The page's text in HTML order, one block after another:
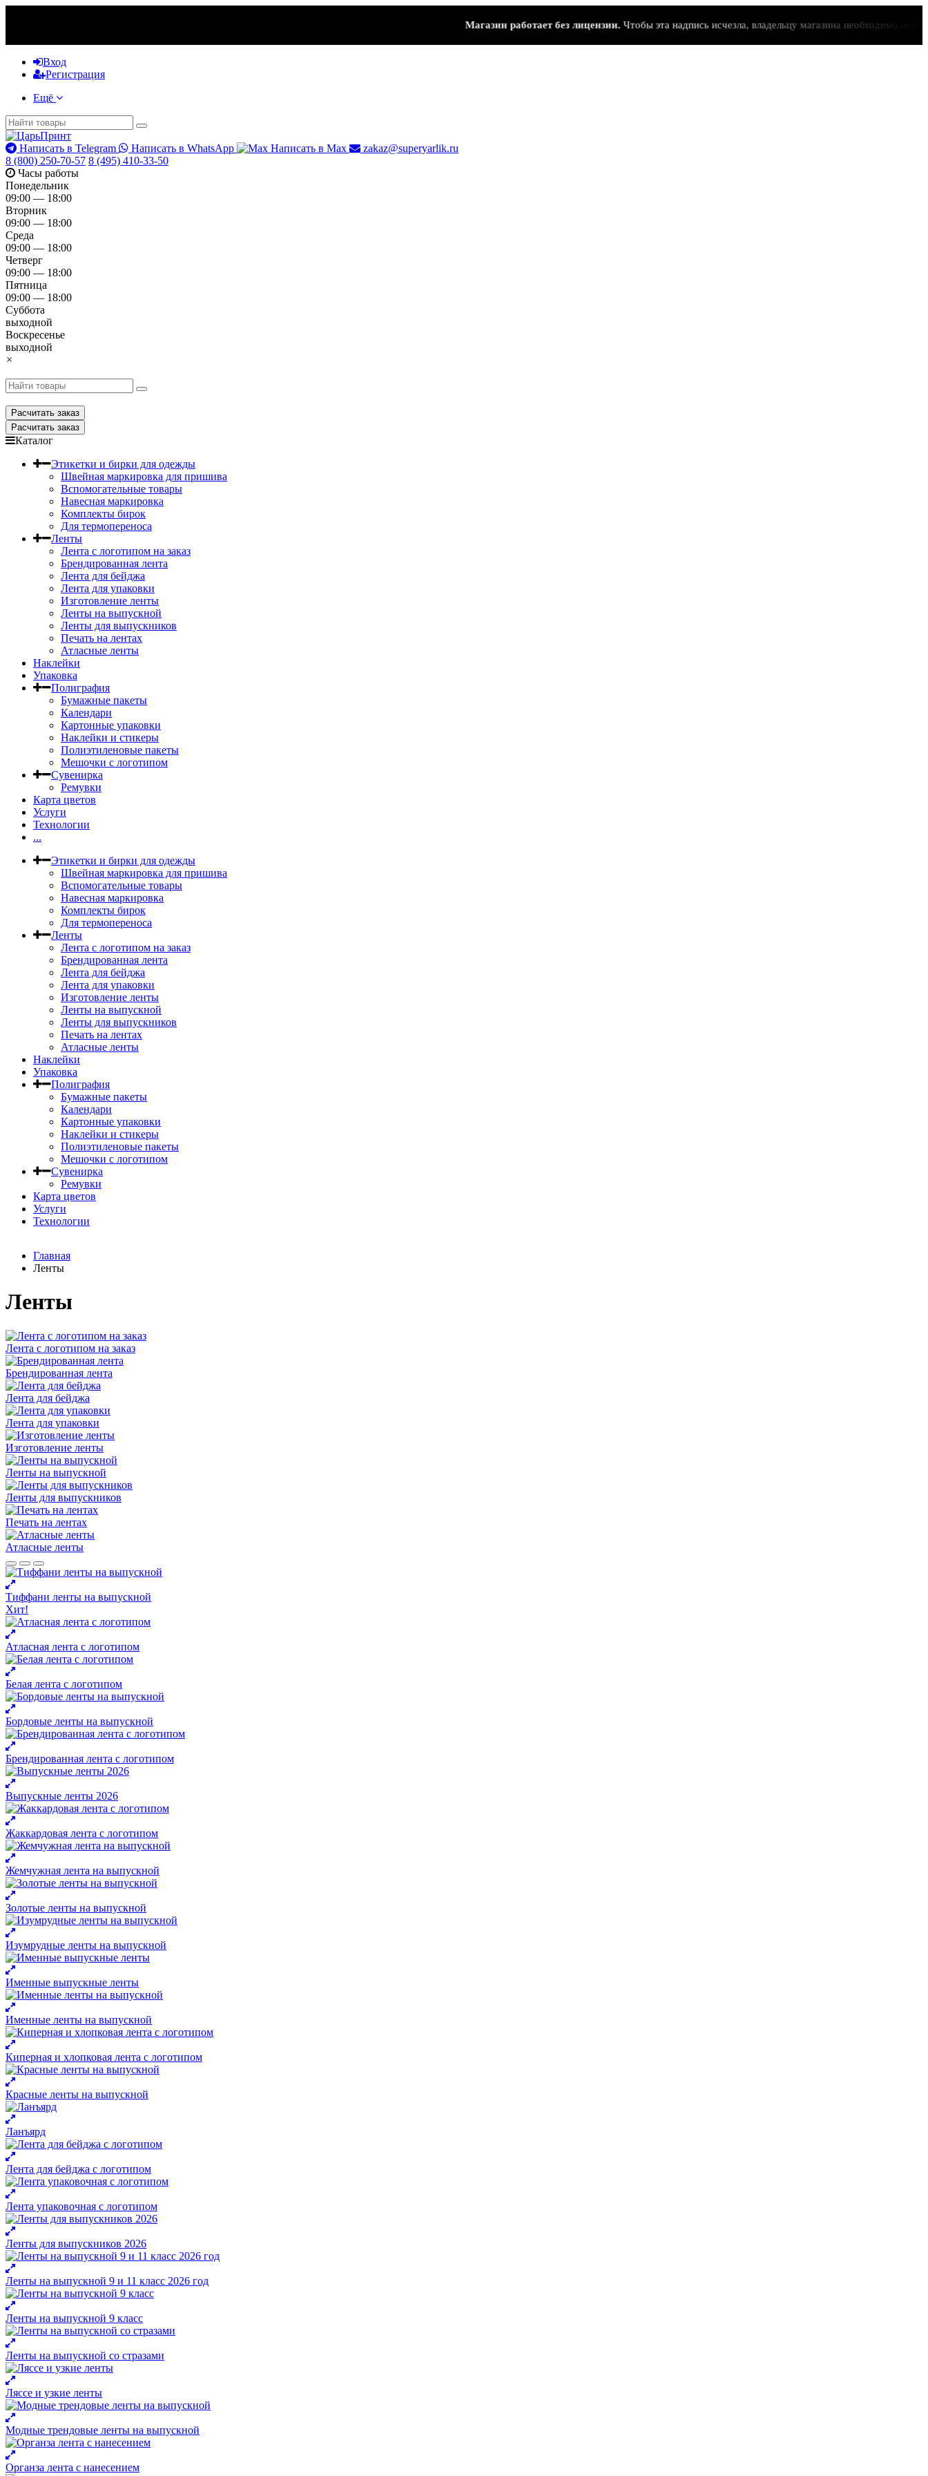
Магазин работает без лицензии.Чтобы эта надпись исчезла, владельцу магазина необходимо
Вход
Регистрация
Ещё
Написать в Telegram Написать в WhatsApp Написать в Max
zakaz@superyarlik.ru
8 (800) 250-70-57 8 (495) 410-33-50
Часы работы
Понедельник
09:00 — 18:00
Вторник
09:00 — 18:00
Среда
09:00 — 18:00
Четверг
09:00 — 18:00
Пятница
09:00 — 18:00
Суббота
выходной
Воскресенье
выходной
×
Расчитать заказ
Расчитать заказ
Каталог
Этикетки и бирки для одежды
Швейная маркировка для пришива
Вспомогательные товары
Навесная маркировка
Комплекты бирок
Для термопереноса
Ленты
Лента с логотипом на заказ
Брендированная лента
Лента для бейджа
Лента для упаковки
Изготовление ленты
Ленты на выпускной
Ленты для выпускников
Печать на лентах
Атласные ленты
Наклейки
Упаковка
Полиграфия
Бумажные пакеты
Календари
Картонные упаковки
Наклейки и стикеры
Полиэтиленовые пакеты
Мешочки с логотипом
Сувенирка
Ремувки
Карта цветов
Услуги
Технологии
...
Этикетки и бирки для одежды
Швейная маркировка для пришива
Вспомогательные товары
Навесная маркировка
Комплекты бирок
Для термопереноса
Ленты
Лента с логотипом на заказ
Брендированная лента
Лента для бейджа
Лента для упаковки
Изготовление ленты
Ленты на выпускной
Ленты для выпускников
Печать на лентах
Атласные ленты
Наклейки
Упаковка
Полиграфия
Бумажные пакеты
Календари
Картонные упаковки
Наклейки и стикеры
Полиэтиленовые пакеты
Мешочки с логотипом
Сувенирка
Ремувки
Карта цветов
Услуги
Технологии
Главная
Ленты
Ленты
Лента с логотипом на заказ
Брендированная лента
Лента для бейджа
Лента для упаковки
Изготовление ленты
Ленты на выпускной
Ленты для выпускников
Печать на лентах
Атласные ленты
Тиффани ленты на выпускной
Хит!
Атласная лента с логотипом
Белая лента с логотипом
Бордовые ленты на выпускной
Брендированная лента с логотипом
Выпускные ленты 2026
Жаккардовая лента с логотипом
Жемчужная лента на выпускной
Золотые ленты на выпускной
Изумрудные ленты на выпускной
Именные выпускные ленты
Именные ленты на выпускной
Киперная и хлопковая лента с логотипом
Красные ленты на выпускной
Ланъярд
Лента для бейджа с логотипом
Лента упаковочная с логотипом
Ленты для выпускников 2026
Ленты на выпускной 9 и 11 класс 2026 год
Ленты на выпускной 9 класс
Ленты на выпускной со стразами
Ляссе и узкие ленты
Модные трендовые ленты на выпускной
Органза лента с нанесением